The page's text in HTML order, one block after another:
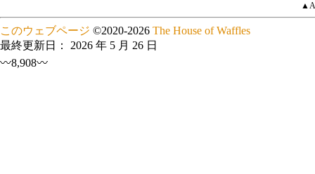
このウェブページ ©2020-2026 The House of Waffles
最終更新日： 2026 年 5 月 26 日
〰8,908〰